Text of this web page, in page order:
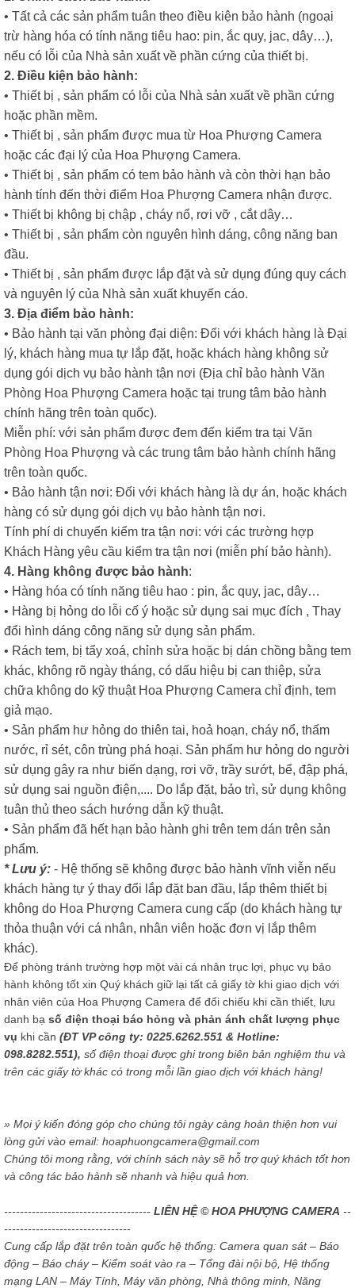
• Tất cả các sản phẩm tuân theo điều kiện bảo hành (ngoại
trừ hàng hóa có tính năng tiêu hao: pin, ắc quy, jac, dây…),
nếu có lỗi của Nhà sản xuất về phần cứng của thiết bị.
2. Điều kiện bảo hành:
• Thiết bị , sản phẩm có lỗi của Nhà sản xuất về phần cứng
hoặc phần mềm.
• Thiết bị , sản phẩm được mua từ Hoa Phượng Camera
hoặc các đại lý của Hoa Phượng Camera.
• Thiết bị , sản phẩm có tem bảo hành và còn thời hạn bảo
hành tính đến thời điểm Hoa Phượng Camera nhận được.
• Thiết bị không bị chập , cháy nổ, rơi vỡ , cắt dây…
• Thiết bị , sản phẩm còn nguyên hình dáng, công năng ban
đầu.
• Thiết bị , sản phẩm được lắp đặt và sử dụng đúng quy cách
và nguyên lý của Nhà sản xuất khuyến cáo.
3. Địa điểm bảo hành:
• Bảo hành tại văn phòng đại diện: Đối với khách hàng là Đại
lý, khách hàng mua tự lắp đặt, hoặc khách hàng không sử
dụng gói dịch vụ bảo hành tận nơi (Địa chỉ bảo hành Văn
Phòng Hoa Phượng Camera hoặc tại trung tâm bảo hành
chính hãng trên toàn quốc).
Miễn phí: với sản phẩm được đem đến kiểm tra tại Văn
Phòng Hoa Phượng và các trung tâm bảo hành chính hãng
trên toàn quốc.
• Bảo hành tận nơi: Đối với khách hàng là dự án, hoặc khách
hàng có sử dụng gói dịch vụ bảo hành tận nơi.
Tính phí di chuyển kiểm tra tận nơi: với các trường hợp
Khách Hàng yêu cầu kiểm tra tận nơi (miễn phí bảo hành).
4. Hàng không được bảo hành:
• Hàng hóa có tính năng tiêu hao : pin, ắc quy, jac, dây…
• Hàng bị hỏng do lỗi cố ý hoặc sử dụng sai mục đích , Thay
đổi hình dáng công năng sử dụng sản phẩm.
• Rách tem, bị tẩy xoá, chỉnh sửa hoặc bị dán chồng bằng tem
khác, không rõ ngày tháng, có dấu hiệu bị can thiệp, sửa
chữa không do kỹ thuật Hoa Phượng Camera chỉ định, tem
giả mạo.
• Sản phẩm hư hỏng do thiên tai, hoả hoạn, cháy nổ, thấm
nước, rỉ sét, côn trùng phá hoại. Sản phẩm hư hỏng do người
sử dụng gây ra như biến dạng, rơi vỡ, trầy sướt, bể, đập phá,
sử dụng sai nguồn điện,.... Do lắp đặt, bảo trì, sử dụng không
tuân thủ theo sách hướng dẫn kỹ thuật.
• Sản phẩm đã hết hạn bảo hành ghi trên tem dán trên sản
phẩm.
* Lưu ý: - Hệ thống sẽ không được bảo hành vĩnh viễn nếu
khách hàng tự ý thay đổi lắp đặt ban đầu, lắp thêm thiết bị
không do Hoa Phượng Camera cung cấp (do khách hàng tự
thỏa thuận với cá nhân, nhân viên hoặc đơn vị lắp thêm
khác).
Để phòng tránh trường hợp một vài cá nhân trục lợi, phục vụ bảo
hành không tốt xin Quý khách giữ lại tất cả giấy tờ khi giao dịch với
nhân viên của Hoa Phượng Camera để đối chiếu khi cần thiết, lưu
danh bạ số điện thoại báo hỏng và phản ánh chất lượng phục
vụ khi cần (ĐT VP công ty: 0225.6262.551 & Hotline:
098.8282.551), số điện thoại được ghi trong biên bản nghiệm thu và
trên các giấy tờ khác có trong mỗi lần giao dịch với khách hàng!
» Mọi ý kiến đóng góp cho chúng tôi ngày càng hoàn thiện hơn vui
lòng gửi vào email: hoaphuongcamera@gmail.com
Chúng tôi mong rằng, với chính sách này sẽ hỗ trợ quý khách tốt hơn
và công tác bảo hành sẽ nhanh và hiệu quả hơn.
------------------------------------- LIÊN HỆ © HOA PHƯỢNG CAMERA --
--------------------------------
Cung cấp lắp đặt trên toàn quốc hệ thống: Camera quan sát – Báo
động – Báo cháy – Kiểm soát vào ra – Tổng đài nội bộ, Hệ thống
mạng LAN – Máy Tính, Máy văn phòng, Nhà thông minh, Năng